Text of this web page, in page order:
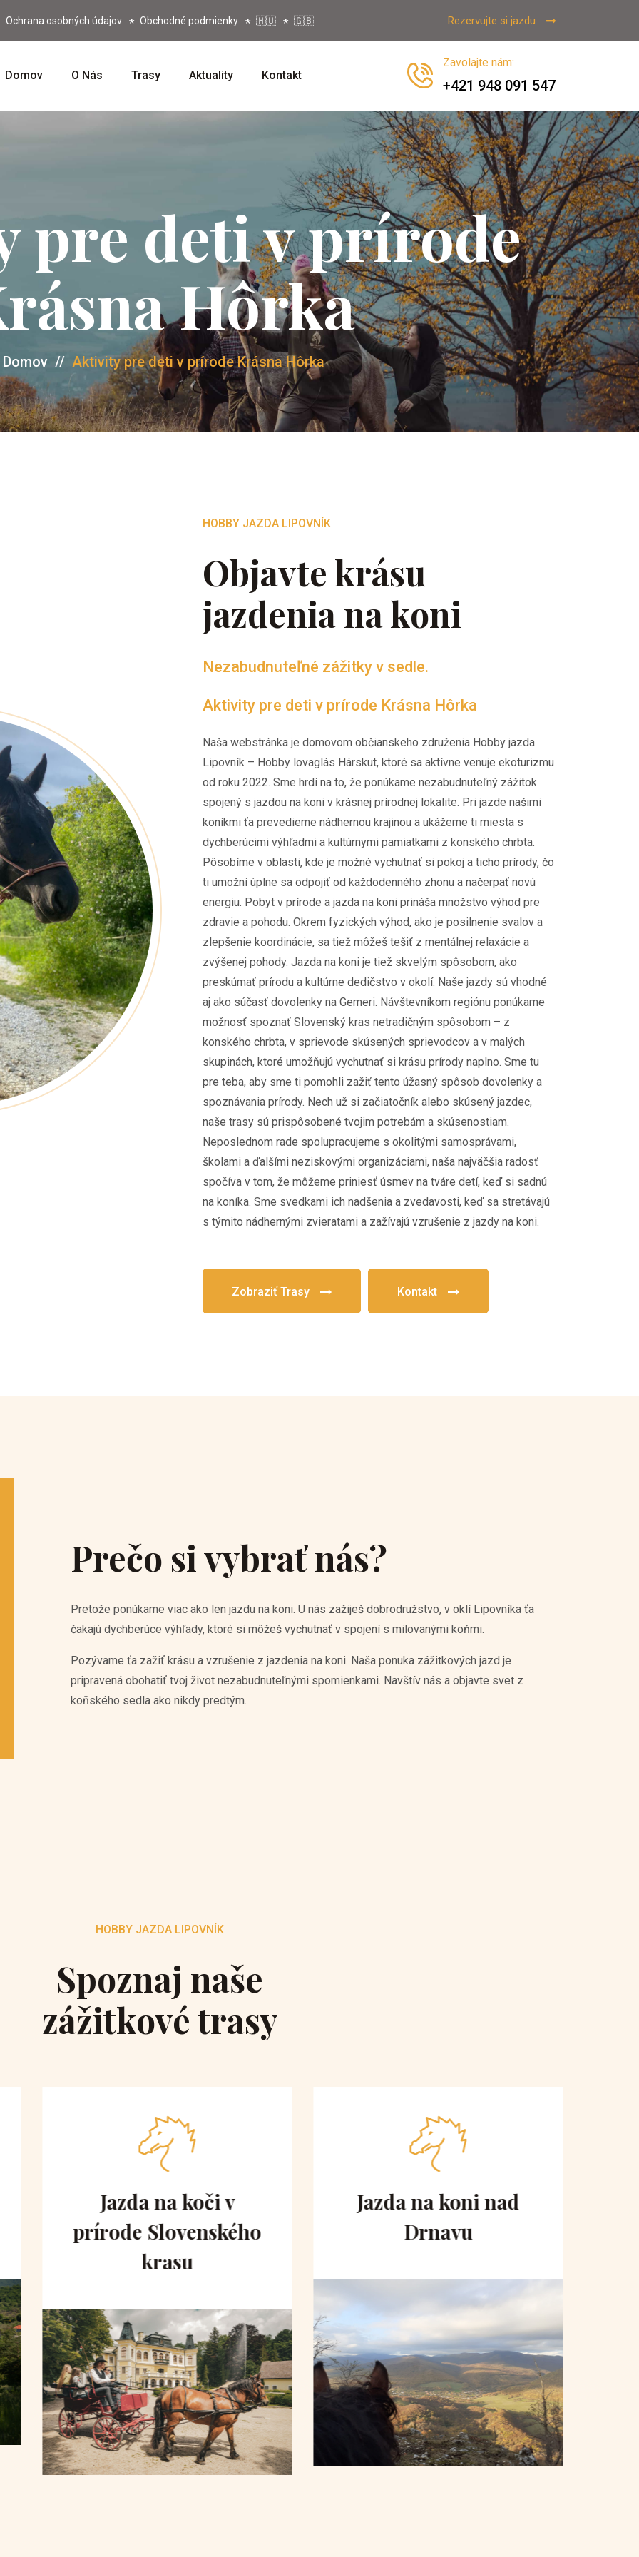
Ochrana osobných údajov Obchodné podmienky 🇭🇺 🇬🇧 Rezervujte si jazdu
Domov O Nás Trasy Aktuality Kontakt
Zavolajte nám:
+421 948 091 547
pre deti v prírode
Hôrka
Domov // Aktivity pre deti v prírode Krásna Hôrka
HOBBY JAZDA LIPOVNÍK
Objavte krásu
jazdenia na koni
Nezabudnuteľné zážitky v sedle.
Aktivity pre deti v prírode Krásna Hôrka
Naša webstránka je domovom občianskeho združenia Hobby jazda
Lipovník – Hobby lovaglás Hárskut, ktoré sa aktívne venuje ekoturizmu
od roku 2022. Sme hrdí na to, že ponúkame nezabudnuteľný zážitok
spojený s jazdou na koni v krásnej prírodnej lokalite. Pri jazde našimi
koníkmi ťa prevedieme nádhernou krajinou a ukážeme ti miesta s
dychberúcimi výhľadmi a kultúrnymi pamiatkami z konského chrbta.
Pôsobíme v oblasti, kde je možné vychutnať si pokoj a ticho prírody, čo
ti umožní úplne sa odpojiť od každodenného zhonu a načerpať novú
energiu. Pobyt v prírode a jazda na koni prináša množstvo výhod pre
zdravie a pohodu. Okrem fyzických výhod, ako je posilnenie svalov a
zlepšenie koordinácie, sa tiež môžeš tešiť z mentálnej relaxácie a
zvýšenej pohody. Jazda na koni je tiež skvelým spôsobom, ako
preskúmať prírodu a kultúrne dedičstvo v okolí. Naše jazdy sú vhodné
aj ako súčasť dovolenky na Gemeri. Návštevníkom regiónu ponúkame
možnosť spoznať Slovenský kras netradičným spôsobom – z
konského chrbta, v sprievode skúsených sprievodcov a v malých
skupinách, ktoré umožňujú vychutnať si krásu prírody naplno. Sme tu
pre teba, aby sme ti pomohli zažiť tento úžasný spôsob dovolenky a
spoznávania prírody. Nech už si začiatočník alebo skúsený jazdec,
naše trasy sú prispôsobené tvojim potrebám a skúsenostiam.
Neposlednom rade spolupracujeme s okolitými samosprávami,
školami a ďalšími neziskovými organizáciami, naša najväčšia radosť
spočíva v tom, že môžeme priniesť úsmev na tváre detí, keď si sadnú
na koníka. Sme svedkami ich nadšenia a zvedavosti, keď sa stretávajú
s týmito nádhernými zvieratami a zažívajú vzrušenie z jazdy na koni.
Zobraziť Trasy Kontakt
Prečo si vybrať nás?
Pretože ponúkame viac ako len jazdu na koni. U nás zažiješ dobrodružstvo, v oklí Lipovníka ťa
čakajú dychberúce výhľady, ktoré si môžeš vychutnať v spojení s milovanými koňmi.
Pozývame ťa zažiť krásu a vzrušenie z jazdenia na koni. Naša ponuka zážitkových jazd je
pripravená obohatiť tvoj život nezabudnuteľnými spomienkami. Navštív nás a objavte svet z
koňského sedla ako nikdy predtým.
HOBBY JAZDA LIPOVNÍK
Spoznaj naše
zážitkové trasy
Jazda na koči v
prírode Slovenského
krasu
Jazda na koni nad
Drnavu